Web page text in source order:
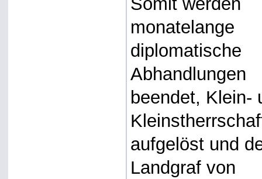
monatelange
diplomatische
Abhandlungen
beendet, Klein-
aufgelöst und
Landgraf von